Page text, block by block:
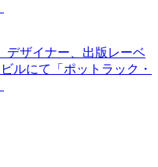
デザイナー、出版レーベ
ルにて「ポットラック・